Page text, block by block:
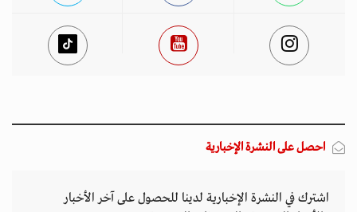
احصل على النشرة الإخبارية
اشترك في النشرة الإخبارية لدينا للحصول على آخر الأخبار